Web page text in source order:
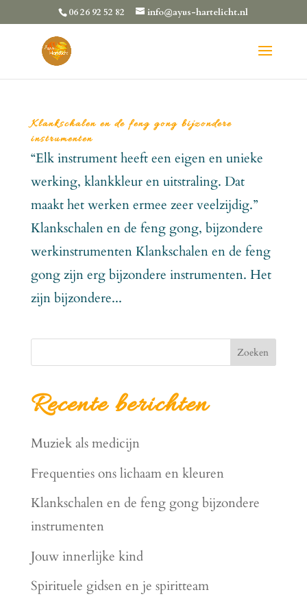
06 26 92 52 82 info@ayus-hartelicht.nl
Klankschalen en de feng gong bijzondere
instrumenten
“Elk instrument heeft een eigen en unieke
werking, klankkleur en uitstraling. Dat
maakt het werken ermee zeer veelzijdig.”
Klankschalen en de feng gong, bijzondere
werkinstrumenten Klankschalen en de feng
gong zijn erg bijzondere instrumenten. Het
zijn bijzondere...
Zoeken
Recente berichten
Muziek als medicijn
Frequenties ons lichaam en kleuren
Klankschalen en de feng gong bijzondere
instrumenten
Jouw innerlijke kind
Spirituele gidsen en je spiritteam